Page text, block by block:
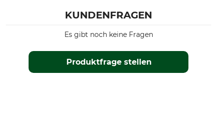
KUNDENFRAGEN
Produktfrage stellen
Es gibt noch keine Fragen